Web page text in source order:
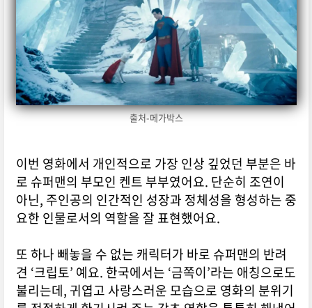
출처-메가박스
이번 영화에서 개인적으로 가장 인상 깊었던 부분은 바
로 슈퍼맨의 부모인 켄트 부부였어요. 단순히 조연이
아닌, 주인공의 인간적인 성장과 정체성을 형성하는 중
요한 인물로서의 역할을 잘 표현했어요.
또 하나 빼놓을 수 없는 캐릭터가 바로 슈퍼맨의 반려
견 ‘크립토’ 예요. 한국에서는 ‘금쪽이’라는 애칭으로도
불리는데, 귀엽고 사랑스러운 모습으로 영화의 분위기